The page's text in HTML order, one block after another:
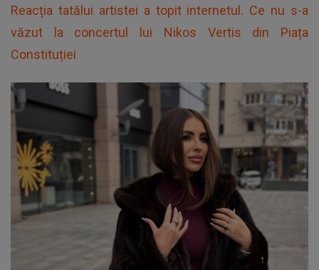
Reacția tatălui artistei a topit internetul. Ce nu s-a
văzut la concertul lui Nikos Vertis din Piața
Constituției